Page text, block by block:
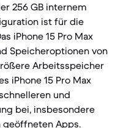
256 GB internem
ist für die
iPhone 15 Pro Max
Speicheroptionen von
Arbeitsspeicher
iPhone 15 Pro Max
und
bei, insbesondere
geöffneten Apps.